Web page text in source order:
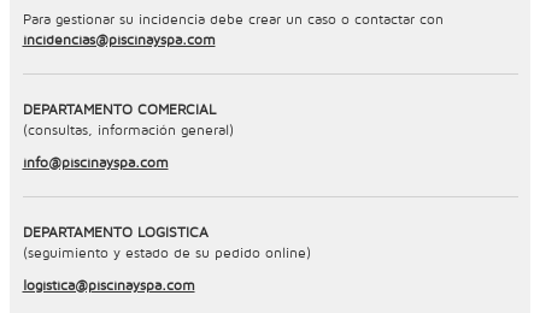
Para gestionar su incidencia debe crear un caso o contactar con
incidencias@piscinayspa.com
DEPARTAMENTO COMERCIAL
(consultas, información general)
info@piscinayspa.com
DEPARTAMENTO LOGÍSTICA
(seguimiento y estado de su pedido online)
logistica@piscinayspa.com